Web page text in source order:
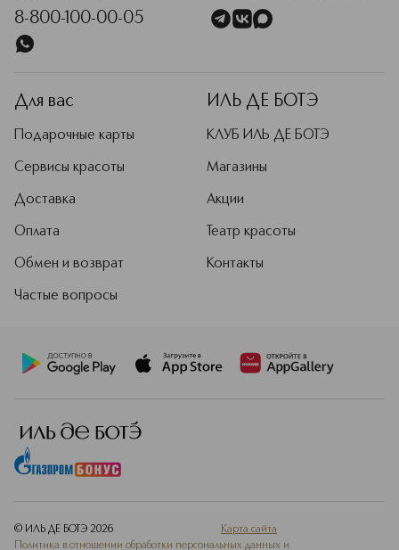
8-800-100-00-05
Для вас
Подарочные карты
Сервисы красоты
Доставка
Оплата
Обмен и возврат
Частые вопросы
ИЛЬ ДЕ БОТЭ
КЛУБ ИЛЬ ДЕ БОТЭ
Магазины
Акции
Театр красоты
Контакты
© ИЛЬ ДЕ БОТЭ 2026
Карта сайта
Политика в отношении обработки персональных данных и